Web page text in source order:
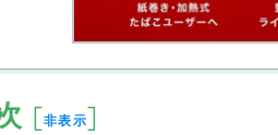
[非表示]